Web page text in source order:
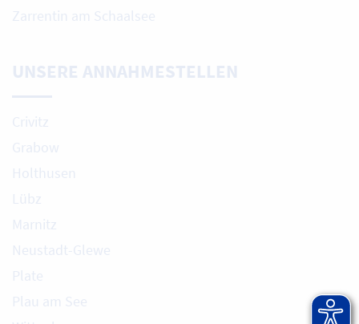
Zarrentin am Schaalsee
UNSERE ANNAHMESTELLEN
Crivitz
Grabow
Holthusen
Lübz
Marnitz
Neustadt-Glewe
Plate
Plau am See